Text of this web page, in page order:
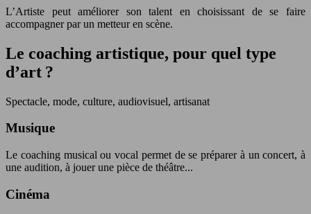
L’Artiste peut améliorer son talent en choisissant de se faire
accompagner par un metteur en scène.
Le coaching artistique, pour quel type
d’art ?
Spectacle, mode, culture, audiovisuel, artisanat
Musique
Le coaching musical ou vocal permet de se préparer à un concert, à
une audition, à jouer une pièce de théâtre...
Cinéma